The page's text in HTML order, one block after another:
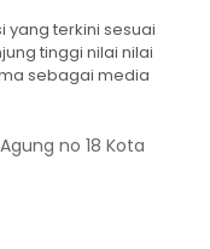
terkini sesuai
tinggi nilai nilai
sebagai media
no 18 Kota